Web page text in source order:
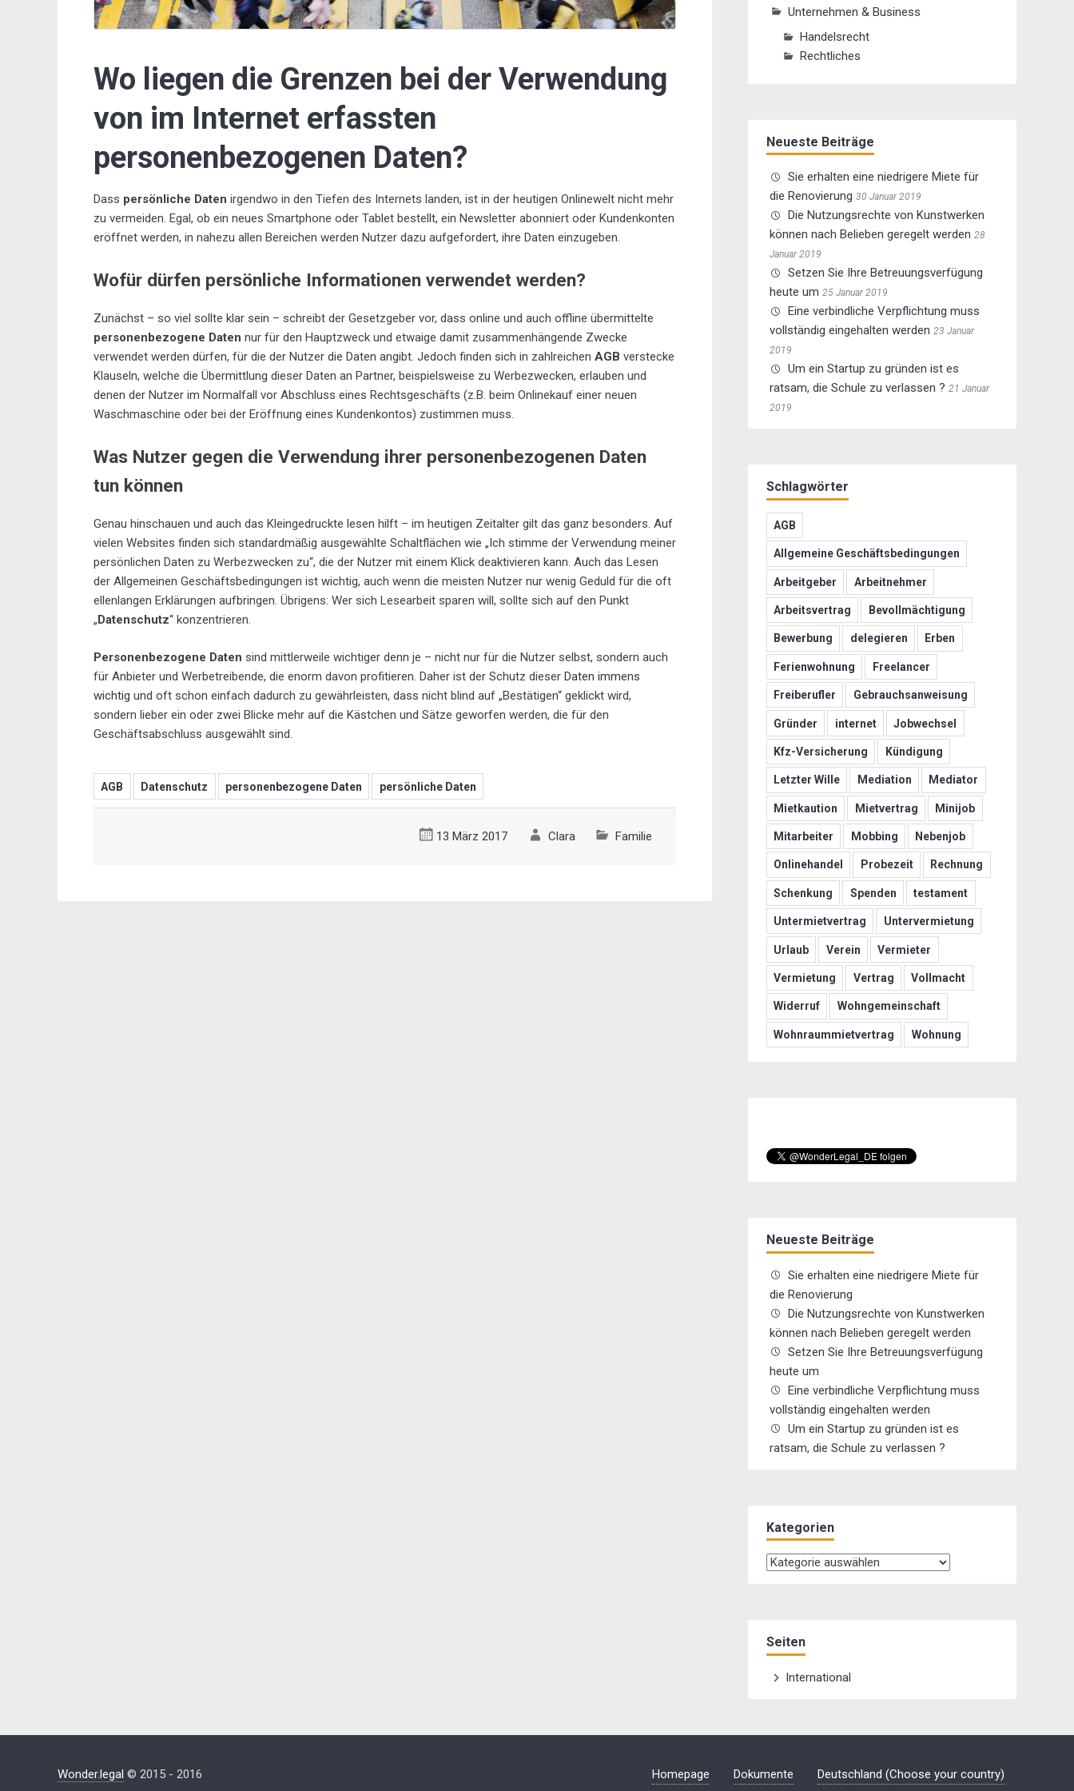
Wo liegen die Grenzen bei der Verwendung
von im Internet erfassten
personenbezogenen Daten?
Dass persönliche Daten irgendwo in den Tiefen des Internets landen, ist in der heutigen Onlinewelt nicht mehr
zu vermeiden. Egal, ob ein neues Smartphone oder Tablet bestellt, ein Newsletter abonniert oder Kundenkonten
eröffnet werden, in nahezu allen Bereichen werden Nutzer dazu aufgefordert, ihre Daten einzugeben.
Wofür dürfen persönliche Informationen verwendet werden?
Zunächst – so viel sollte klar sein – schreibt der Gesetzgeber vor, dass online und auch offline übermittelte
personenbezogene Daten nur für den Hauptzweck und etwaige damit zusammenhängende Zwecke
verwendet werden dürfen, für die der Nutzer die Daten angibt. Jedoch finden sich in zahlreichen AGB verstecke
Klauseln, welche die Übermittlung dieser Daten an Partner, beispielsweise zu Werbezwecken, erlauben und
denen der Nutzer im Normalfall vor Abschluss eines Rechtsgeschäfts (z.B. beim Onlinekauf einer neuen
Waschmaschine oder bei der Eröffnung eines Kundenkontos) zustimmen muss.
Was Nutzer gegen die Verwendung ihrer personenbezogenen Daten
tun können
Genau hinschauen und auch das Kleingedruckte lesen hilft – im heutigen Zeitalter gilt das ganz besonders. Auf
vielen Websites finden sich standardmäßig ausgewählte Schaltflächen wie „Ich stimme der Verwendung meiner
persönlichen Daten zu Werbezwecken zu“, die der Nutzer mit einem Klick deaktivieren kann. Auch das Lesen
der Allgemeinen Geschäftsbedingungen ist wichtig, auch wenn die meisten Nutzer nur wenig Geduld für die oft
ellenlangen Erklärungen aufbringen. Übrigens: Wer sich Lesearbeit sparen will, sollte sich auf den Punkt
„ Datenschutz“ konzentrieren.
Personenbezogene Daten sind mittlerweile wichtiger denn je – nicht nur für die Nutzer selbst, sondern auch
für Anbieter und Werbetreibende, die enorm davon profitieren. Daher ist der Schutz dieser Daten immens
wichtig und oft schon einfach dadurch zu gewährleisten, dass nicht blind auf „Bestätigen“ geklickt wird,
sondern lieber ein oder zwei Blicke mehr auf die Kästchen und Sätze geworfen werden, die für den
Geschäftsabschluss ausgewählt sind.
AGB Datenschutz personenbezogene Daten persönliche Daten
13 März 2017 Clara Familie
Unternehmen & Business
Handelsrecht
Rechtliches
Neueste Beiträge
Sie erhalten eine niedrigere Miete für
die Renovierung 30 Januar 2019
Die Nutzungsrechte von Kunstwerken
können nach Belieben geregelt werden 28
Januar 2019
Setzen Sie Ihre Betreuungsverfügung
heute um 25 Januar 2019
Eine verbindliche Verpflichtung muss
vollständig eingehalten werden 23 Januar
2019
Um ein Startup zu gründen ist es
ratsam, die Schule zu verlassen ? 21 Januar
2019
Schlagwörter
AGB
Allgemeine Geschäftsbedingungen
Arbeitgeber Arbeitnehmer
Arbeitsvertrag Bevollmächtigung
Bewerbung delegieren Erben
Ferienwohnung Freelancer
Freiberufler Gebrauchsanweisung
Gründer internet Jobwechsel
Kfz-Versicherung Kündigung
Letzter Wille Mediation Mediator
Mietkaution Mietvertrag Minijob
Mitarbeiter Mobbing Nebenjob
Onlinehandel Probezeit Rechnung
Schenkung Spenden testament
Untermietvertrag Untervermietung
Urlaub Verein Vermieter
Vermietung Vertrag Vollmacht
Widerruf Wohngemeinschaft
Wohnraummietvertrag Wohnung
Neueste Beiträge
Sie erhalten eine niedrigere Miete für
die Renovierung
Die Nutzungsrechte von Kunstwerken
können nach Belieben geregelt werden
Setzen Sie Ihre Betreuungsverfügung
heute um
Eine verbindliche Verpflichtung muss
vollständig eingehalten werden
Um ein Startup zu gründen ist es
ratsam, die Schule zu verlassen ?
Kategorien
Kategorien
Seiten
International
Wonder.legal © 2015 - 2016 Homepage Dokumente Deutschland (Choose your country)